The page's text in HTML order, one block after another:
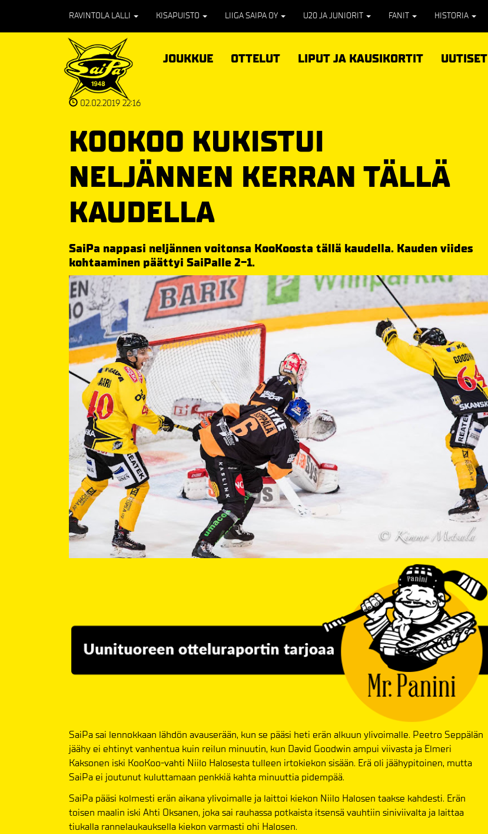
RAVINTOLA LALLI KISAPUISTO LIIGA SAIPA OY U20 JA JUNIORIT FANIT HISTORIA
JOUKKUE OTTELUT LIPUT JA KAUSIKORTIT UUTISET
02.02.2019 22:16
KOOKOO KUKISTUI
NELJÄNNEN KERRAN TÄLLÄ
KAUDELLA
SaiPa nappasi neljännen voitonsa KooKoosta tällä kaudella. Kauden viides
kohtaaminen päättyi SaiPalle 2-1.
SaiPa sai lennokkaan lähdön avauserään, kun se pääsi heti erän alkuun ylivoimalle. Peetro Seppälän
jäähy ei ehtinyt vanhentua kuin reilun minuutin, kun David Goodwin ampui viivasta ja Elmeri
Kaksonen iski KooKoo-vahti Niilo Halosesta tulleen irtokiekon sisään. Erä oli jäähypitoinen, mutta
SaiPa ei joutunut kuluttamaan penkkiä kahta minuuttia pidempää.
SaiPa pääsi kolmesti erän aikana ylivoimalle ja laittoi kiekon Niilo Halosen taakse kahdesti. Erän
toisen maalin iski Ahti Oksanen, joka sai rauhassa potkaista itsensä vauhtiin siniviivalta ja laittaa
tiukalla rannelaukauksella kiekon varmasti ohi Halosen.